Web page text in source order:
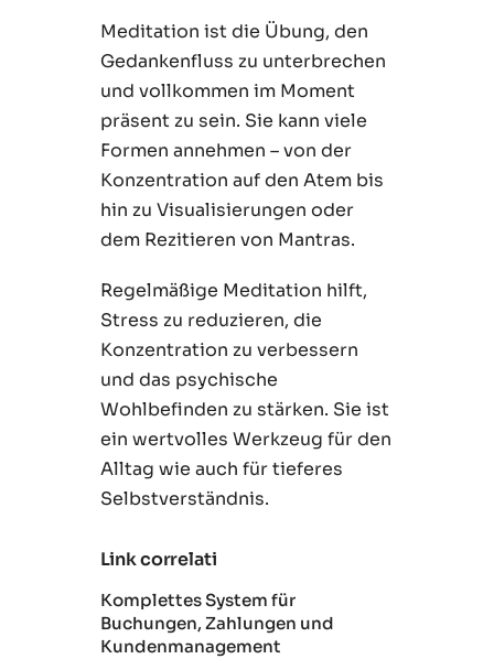
Meditation ist die Übung, den
Gedankenfluss zu unterbrechen
und vollkommen im Moment
präsent zu sein. Sie kann viele
Formen annehmen – von der
Konzentration auf den Atem bis
hin zu Visualisierungen oder
dem Rezitieren von Mantras.
Regelmäßige Meditation hilft,
Stress zu reduzieren, die
Konzentration zu verbessern
und das psychische
Wohlbefinden zu stärken. Sie ist
ein wertvolles Werkzeug für den
Alltag wie auch für tieferes
Selbstverständnis.
Link correlati
Komplettes System für
Buchungen, Zahlungen und
Kundenmanagement